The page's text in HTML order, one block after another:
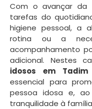
Com o avançar da
tarefas do
higiene pessoal, a
rotina ou a
acompanhamento
adicional. Nestes
idosos em Tadim
essencial para
pessoa idosa e,
tranquilidade à